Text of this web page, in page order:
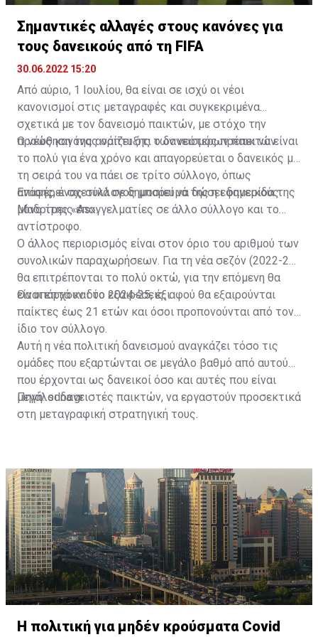
Σημαντικές αλλαγές στους κανόνες για
τους δανεικούς από τη FIFA
30.06.2022 15:20
Από αύριο, 1 Ιουλίου, θα είναι σε ισχύ οι νέοι
κανονισμοί στις μεταγραφές και συγκεκριμένα
σχετικά με τον δανεισμό παικτών, με στόχο την
προώθηση της ανάπτυξης των νεότερων παικτών.
Ο νέος κανόνας ορίζει ότι ο δανεισμός πρέπει να είναι
το πολύ για ένα χρόνο και απαγορεύεται ο δανεικός με
τη σειρά του να πάει σε τρίτο σύλλογο, όπως
αναφέρει σχετικά σε δημοσίευμά της η εφημερίδα της
Μαδρίτης «As».
Επίσης, ένας σύλλογος μπορεί να δώσει δανεικούς
μόνο τρεις επαγγελματίες σε άλλο σύλλογο και το
αντίστροφο.
Ο άλλος περιορισμός είναι στον όριο του αριθμού των
συνολικών παραχωρήσεων. Για τη νέα σεζόν (2022-23)
θα επιτρέπονται το πολύ οκτώ, για την επόμενη θα
είναι επτά και το 2024-25, έξι.
Θα υπάρχουν δύο εξαιρέσεις, αφού θα εξαιρούνται
παίκτες έως 21 ετών και όσοι προπονούνται από τον
ίδιο τον σύλλογο.
Αυτή η νέα πολιτική δανεισμού αναγκάζει τόσο τις
ομάδες που εξαρτώνται σε μεγάλο βαθμό από αυτούς
που έρχονται ως δανεικοί όσο και αυτές που είναι
μεγάλοι δανειστές παικτών, να εργαστούν προσεκτικά
στη μεταγραφική στρατηγική τους.
Πηγή: sdna.gr
Η πολιτική για μηδέν κρούσματα Covid